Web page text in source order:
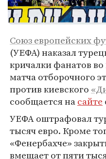
Союз европейских
(УЕФА) наказал
кричалки фанатов
матча отборочного
против киевского
сообщается насайте
УЕФА оштрафовал
тысяч евро. Кроме
«Фенербахче»
вмещает от пяти